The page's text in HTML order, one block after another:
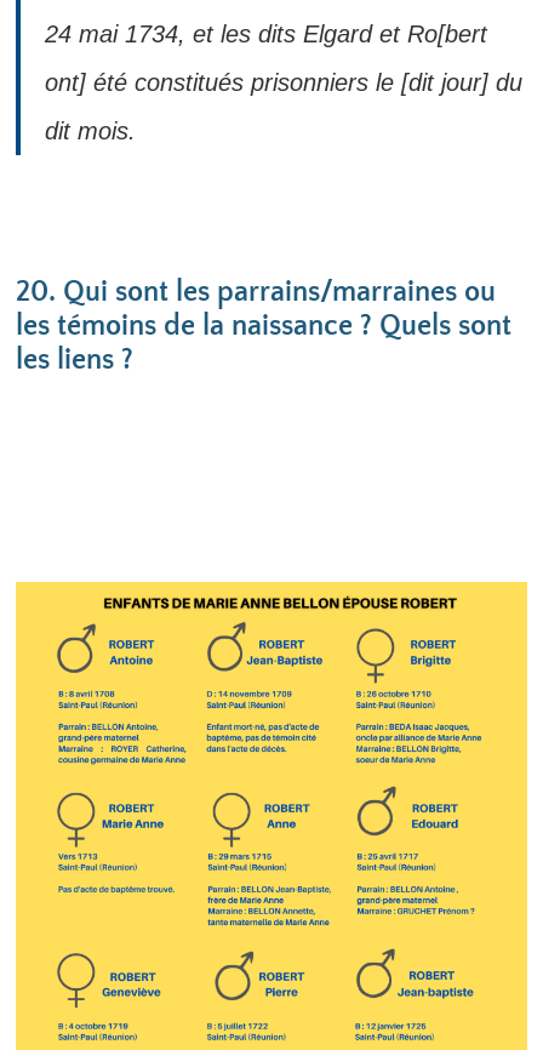
24 mai 1734, et les dits Elgard et Ro[bert
ont] été constitués prisonniers le [dit jour] du
dit mois.
20. Qui sont les parrains/marraines ou
les témoins de la naissance ? Quels sont
les liens ?